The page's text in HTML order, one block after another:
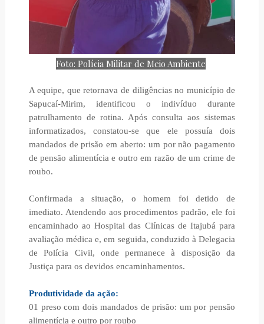
Foto: Polícia Militar de Meio Ambiente
A equipe, que retornava de diligências no município de
Sapucaí-Mirim, identificou o indivíduo durante
patrulhamento de rotina. Após consulta aos sistemas
informatizados, constatou-se que ele possuía dois
mandados de prisão em aberto: um por não pagamento
de pensão alimentícia e outro em razão de um crime de
roubo.
Confirmada a situação, o homem foi detido de
imediato. Atendendo aos procedimentos padrão, ele foi
encaminhado ao Hospital das Clínicas de Itajubá para
avaliação médica e, em seguida, conduzido à Delegacia
de Polícia Civil, onde permanece à disposição da
Justiça para os devidos encaminhamentos.
Produtividade da ação:
01 preso com dois mandados de prisão: um por pensão
alimentícia e outro por roubo